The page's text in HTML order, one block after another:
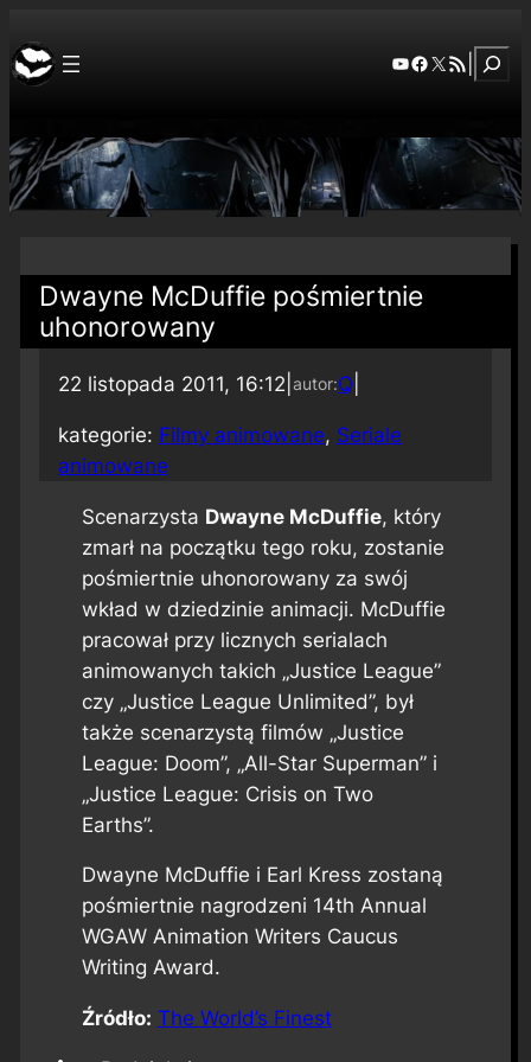
YouTube
Facebook
X RSS Feed
Dwayne McDuffie pośmiertnie
uhonorowany
22 listopada 2011, 16:12 autor:Q
kategorie: Filmy animowane, Seriale
animowane
Scenarzysta Dwayne McDuffie, który
zmarł na początku tego roku, zostanie
pośmiertnie uhonorowany za swój
wkład w dziedzinie animacji. McDuffie
pracował przy licznych serialach
animowanych takich „Justice League”
czy „Justice League Unlimited”, był
także scenarzystą filmów „Justice
League: Doom”, „All-Star Superman” i
„Justice League: Crisis on Two
Earths”.
Dwayne McDuffie i Earl Kress zostaną
pośmiertnie nagrodzeni 14th Annual
WGAW Animation Writers Caucus
Writing Award.
Źródło: The World’s Finest